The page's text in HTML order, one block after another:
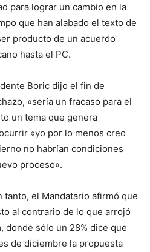
para lograr un cambio en la
que han alabado el texto de
producto de un acuerdo
hasta el PC.
Boric dijo el fin de
«sería un fracaso para el
un tema que genera
«yo por lo menos creo
no habrían condiciones
proceso».
el Mandatario afirmó que
al contrario de lo que arrojó
donde sólo un 28% dice que
de diciembre la propuesta